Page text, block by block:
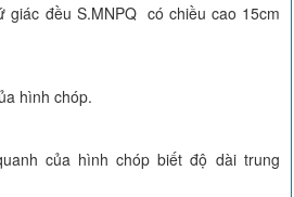
giác đều S.MNPQ có chiều cao 15cm
hình chóp.
của hình chóp biết độ dài trung